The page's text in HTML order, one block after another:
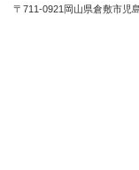
〒711-0921岡山県倉敷市児